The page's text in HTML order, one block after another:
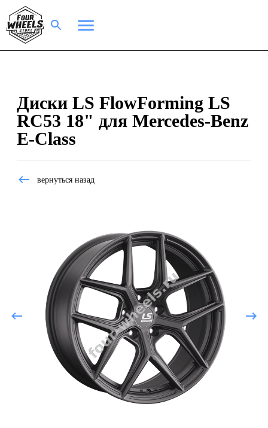
Диски LS FlowForming LS
RC53 18" для Mercedes-Benz
E-Class
вернуться назад